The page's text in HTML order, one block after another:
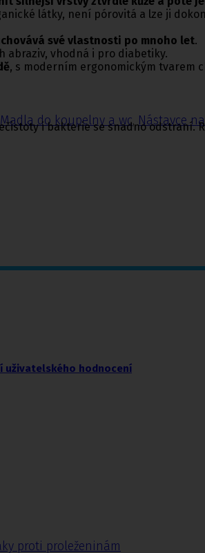
Madla do koupelny a wc, Nástavce
proti proleženinám
látky, není pórovitá a lze ji
své vlastnosti po mnoho let.
abraziv, vhodná i pro diabetiky.
, s moderním ergonomickým tvarem
i bakterie se snadno
uživatelského hodnocení